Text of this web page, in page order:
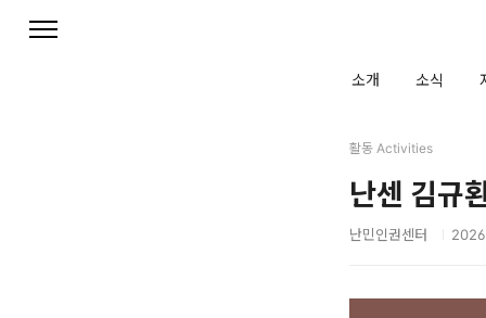
소개 소식
활동 Activities
난센 김규
난민인권센터